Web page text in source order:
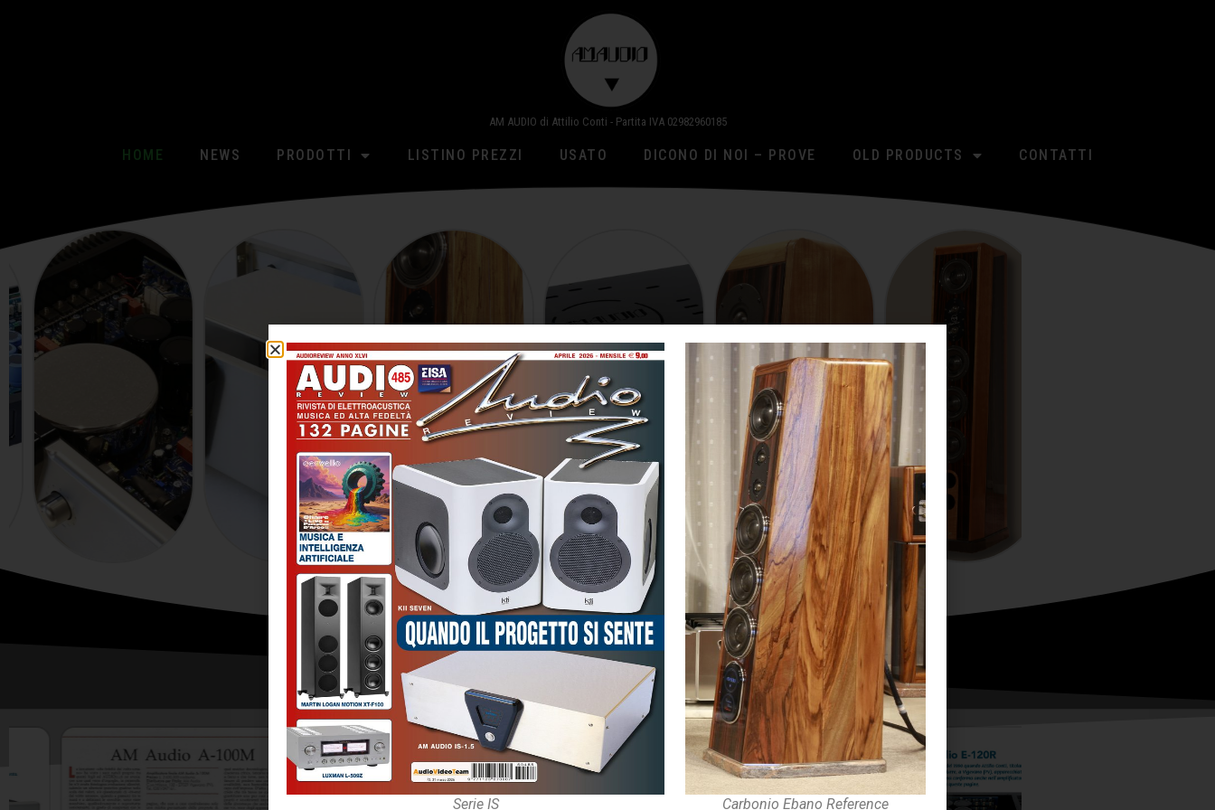
AM AUDIO di Attilio Conti - Partita IVA 02982960185
HOME NEWS PRODOTTI LISTINO PREZZI USATO DICONO DI NOI – PROVE OLD PRODUCTS CONTATTI
Serie IS Carbonio Ebano Reference